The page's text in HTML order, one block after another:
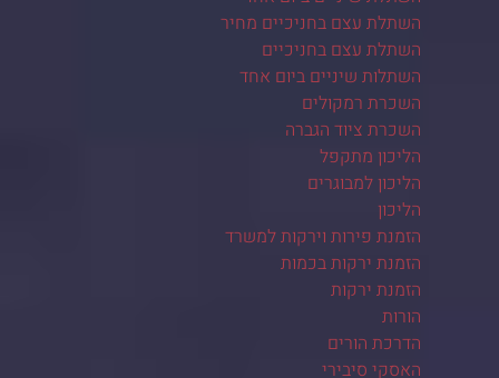
השתלת עצם בחניכיים מחיר
השתלת עצם בחניכיים
השתלות שיניים ביום אחד
השכרת רמקולים
השכרת ציוד הגברה
הליכון מתקפל
הליכון למבוגרים
הליכון
הזמנת פירות וירקות למשרד
הזמנת ירקות בכמות
הזמנת ירקות
הורות
הדרכת הורים
האסקי סיבירי